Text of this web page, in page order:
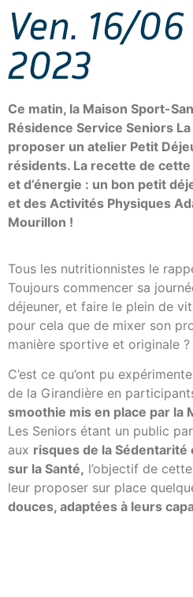
Ven. 16/06
2023
Ce matin, la Maison Sport-
Résidence Service Seniors
proposer un atelier Petit
résidents. La recette de
et d’énergie : un bon petit
et des Activités Physiques
Mourillon !
Tous les nutritionnistes le
Toujours commencer sa
déjeuner, et faire le plein de
pour cela que de mixer son
manière sportive et originale ?
C’est ce qu’ont pu
de la Girandière en
smoothie mis en place par la
Les Seniors étant un public
aux risques de la Sédentarité
sur la Santé, l’objectif de
leur proposer sur place
douces, adaptées à leurs